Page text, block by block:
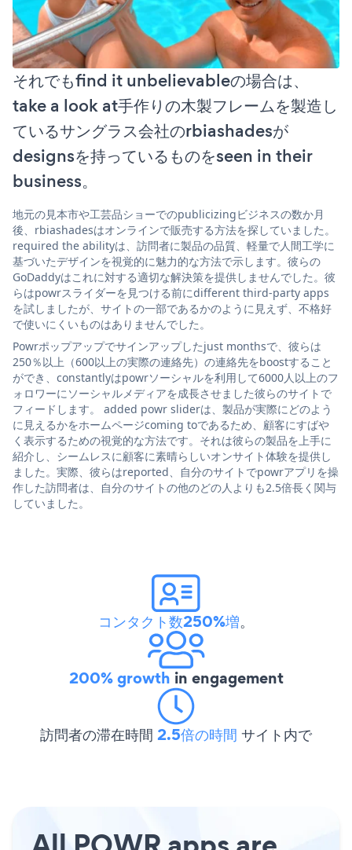
それでもfind it unbelievableの場合は、
take a look at手作りの木製フレームを製造し
ているサングラス会社のrbiashadesが
designsを持っているものをseen in their
business。
地元の見本市や工芸品ショーでのpublicizingビジネスの数か月
後、rbiashadesはオンラインで販売する方法を探していました。
required the abilityは、訪問者に製品の品質、軽量で人間工学に
基づいたデザインを視覚的に魅力的な方法で示します。彼らの
GoDaddyはこれに対する適切な解決策を提供しませんでした。彼
らはpowrスライダーを見つける前にdifferent third-party apps
を試しましたが、サイトの一部であるかのように見えず、不格好
で使いにくいものはありませんでした。
Powrポップアップでサインアップしたjust monthsで、彼らは
250％以上（600以上の実際の連絡先）の連絡先をboostすること
ができ、constantlyはpowrソーシャルを利用して6000人以上のフ
ォロワーにソーシャルメディアを成長させました彼らのサイトで
フィードします。 added powr sliderは、製品が実際にどのよう
に見えるかをホームページcoming toであるため、顧客にすばや
く表示するための視覚的な方法です。それは彼らの製品を上手に
紹介し、シームレスに顧客に素晴らしいオンサイト体験を提供し
ました。実際、彼らはreported、自分のサイトでpowrアプリを操
作した訪問者は、自分のサイトの他のどの人よりも2.5倍長く関与
していました。
コンタクト数250%増。
200% growth in engagement
訪問者の滞在時間 2.5倍の時間 サイト内で